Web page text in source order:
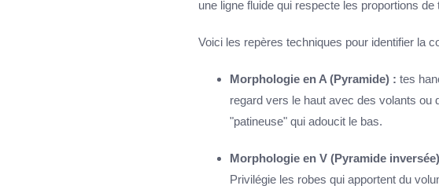
une ligne fluide qui respecte les proportions de
Voici les repères techniques pour identifier la
Morphologie en A (Pyramide) : tes
regard vers le haut avec des volants ou
"patineuse" qui adoucit le bas.
Morphologie en V (Pyramide
Privilégie les robes qui apportent du